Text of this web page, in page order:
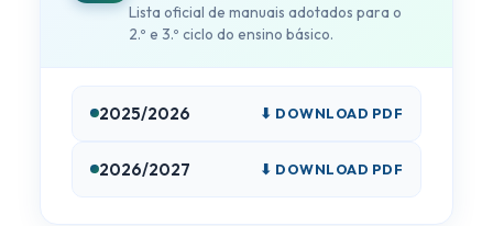
Lista oficial de manuais adotados para o
2.º e 3.º ciclo do ensino básico.
2025/2026 ⬇ DOWNLOAD PDF
2026/2027 ⬇ DOWNLOAD PDF